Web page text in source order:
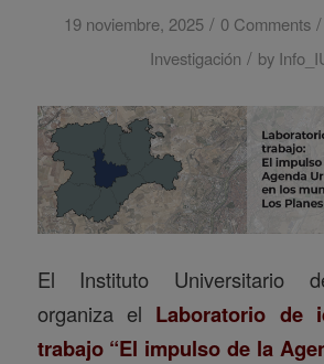
19 noviembre, 2025 / 0 Comments /
Investigación / by
El
Instituto Universitario
organiza el Laboratorio de
trabajo “El impulso de la